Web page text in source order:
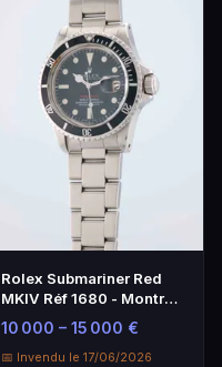
Rolex Submariner Red
MKIV Réf 1680 - Montre
de Luxe Iconique
10 000 – 15 000 €
📅 Invendu le 17/06/2026